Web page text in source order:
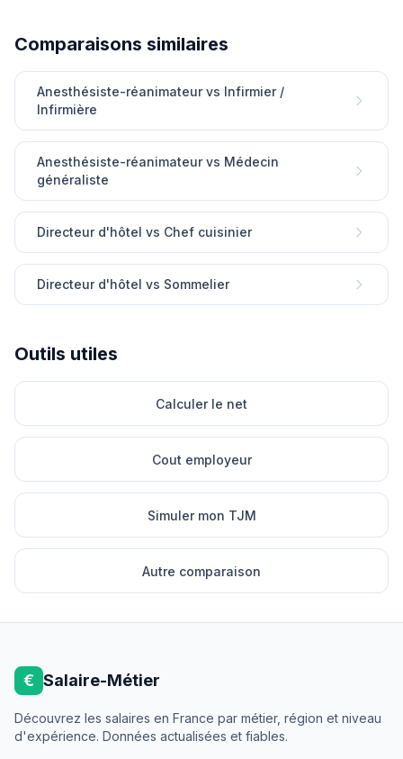
Comparaisons similaires
Anesthésiste-réanimateur vs Infirmier /
Infirmière
Anesthésiste-réanimateur vs Médecin
généraliste
Directeur d'hôtel vs Chef cuisinier
Directeur d'hôtel vs Sommelier
Outils utiles
Calculer le net
Cout employeur
Simuler mon TJM
Autre comparaison
€ Salaire-Métier
Découvrez les salaires en France par métier, région et niveau
d'expérience. Données actualisées et fiables.